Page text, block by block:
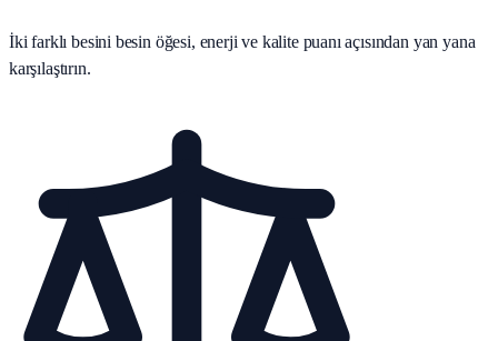
İki farklı besini besin öğesi, enerji ve kalite puanı açısından yan yana
karşılaştırın.